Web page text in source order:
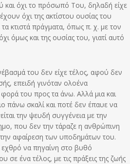
και όχι το πρόσωπό Του, δηλαδή είχε
όχι της ακτίστου ουσίας του
κτιστά πράγματα, όπως π. χ. με τον
όμως και της ουσίας του, γιατί αυτό
του δεν είχε τέλος, αφού δεν
επειδή γινόταν ολοένα
του προς τα άνω. Αλλά μια και
πάνω σκαλί και ποτέ δεν έπαυε να
την ψευδή συγγένεια με την
που δεν την τάραζε η ανθρώπινη
αφαίρεση των υποδημάτων του.
εχθρό να πηγαίνη στο βυθό
ένα τέλος, με τις πράξεις της ζωής